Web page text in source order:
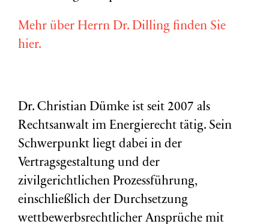
Mehr über Herrn Dr. Dilling finden Sie
hier.
Dr. Christian Dümke ist seit 2007 als
Rechtsanwalt im Energierecht tätig. Sein
Schwerpunkt liegt dabei in der
Vertragsgestaltung und der
zivilgerichtlichen Prozessführung,
einschließlich der Durchsetzung
wettbewerbsrechtlicher Ansprüche mit